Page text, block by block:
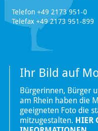
Telefon +49 2173 951-0
Telefax +49 2173 951-899
Ihr Bild auf
Bürgerinnen, Bürger
am Rhein haben die
geeigneten Foto die
mitzugestalten. HIER